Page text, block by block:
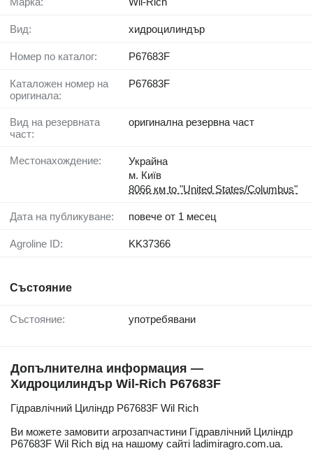
Вид: хидроцилиндър
Номер по каталог: P67683F
Каталожен номер на
оригинала:
P67683F
Вид на резервната
част:
оригинална резервна част
Местонахождение:
Украйна
м. Київ
8066 км to "United States/Columbus"
Дата на публикуване: повече от 1 месец
Agroline ID: KK37366
Състояние
Състояние: употребявани
Допълнителна информация —
Хидроцилиндър Wil-Rich P67683F
Гідравлічний Циліндр P67683F Wil Rich
Ви можете замовити агрозапчастини Гідравлічний Циліндр
P67683F Wil Rich від на нашому сайті ladimiragro.com.ua.